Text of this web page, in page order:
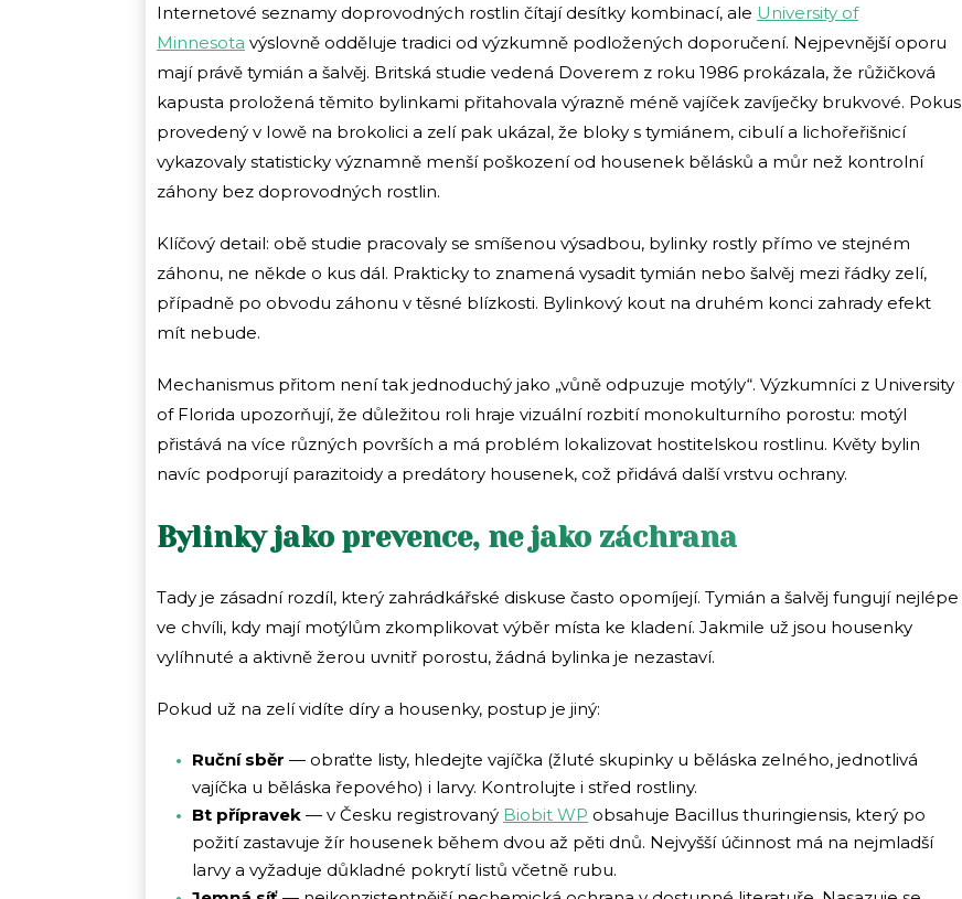
Internetové seznamy doprovodných rostlin čítají desítky kombinací, ale University of
Minnesota výslovně odděluje tradici od výzkumně podložených doporučení. Nejpevnější oporu
mají právě tymián a šalvěj. Britská studie vedená Doverem z roku 1986 prokázala, že růžičková
kapusta proložená těmito bylinkami přitahovala výrazně méně vajíček zavíječky brukvové. Pokus
provedený v Iowě na brokolici a zelí pak ukázal, že bloky s tymiánem, cibulí a lichořeřišnicí
vykazovaly statisticky významně menší poškození od housenek bělásků a můr než kontrolní
záhony bez doprovodných rostlin.
Klíčový detail: obě studie pracovaly se smíšenou výsadbou, bylinky rostly přímo ve stejném
záhonu, ne někde o kus dál. Prakticky to znamená vysadit tymián nebo šalvěj mezi řádky zelí,
případně po obvodu záhonu v těsné blízkosti. Bylinkový kout na druhém konci zahrady efekt
mít nebude.
Mechanismus přitom není tak jednoduchý jako „vůně odpuzuje motýly“. Výzkumníci z University
of Florida upozorňují, že důležitou roli hraje vizuální rozbití monokulturního porostu: motýl
přistává na více různých površích a má problém lokalizovat hostitelskou rostlinu. Květy bylin
navíc podporují parazitoidy a predátory housenek, což přidává další vrstvu ochrany.
Bylinky jako prevence, ne jako záchrana
Tady je zásadní rozdíl, který zahrádkářské diskuse často opomíjejí. Tymián a šalvěj fungují nejlépe
ve chvíli, kdy mají motýlům zkomplikovat výběr místa ke kladení. Jakmile už jsou housenky
vylíhnuté a aktivně žerou uvnitř porostu, žádná bylinka je nezastaví.
Pokud už na zelí vidíte díry a housenky, postup je jiný:
Ruční sběr — obraťte listy, hledejte vajíčka (žluté skupinky u běláska zelného, jednotlivá
vajíčka u běláska řepového) i larvy. Kontrolujte i střed rostliny.
Bt přípravek — v Česku registrovaný Biobit WP obsahuje Bacillus thuringiensis, který po
požití zastavuje žír housenek během dvou až pěti dnů. Nejvyšší účinnost má na nejmladší
larvy a vyžaduje důkladné pokrytí listů včetně rubu.